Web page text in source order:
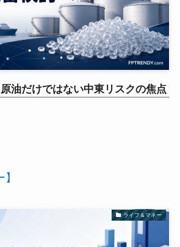
油だけではない中東リスクの焦点
ライフ＆マネー